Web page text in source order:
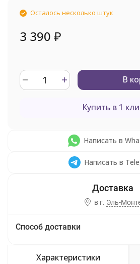
Осталось несколько штук
3 390 ₽
В
Купить в 1
Написать в
Написать в
в г. Эль-
Способ доставки
Характеристики